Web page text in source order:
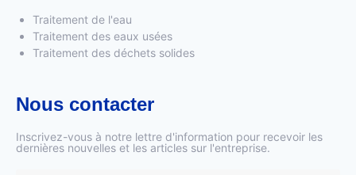
Traitement de l'eau
Traitement des eaux usées
Traitement des déchets solides
Nous contacter
Inscrivez-vous à notre lettre d'information pour recevoir les
dernières nouvelles et les articles sur l'entreprise.